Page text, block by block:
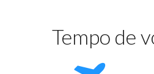
Tempo de